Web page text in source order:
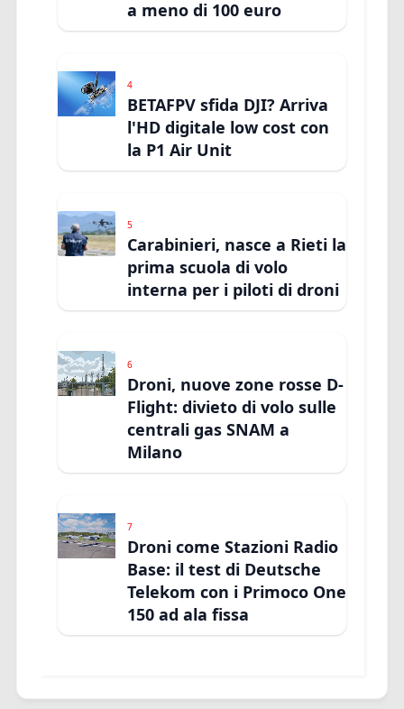
a meno di 100 euro
4
BETAFPV sfida DJI? Arriva
l'HD digitale low cost con
la P1 Air Unit
5
Carabinieri, nasce a Rieti la
prima scuola di volo
interna per i piloti di droni
6
Droni, nuove zone rosse D-
Flight: divieto di volo sulle
centrali gas SNAM a
Milano
7
Droni come Stazioni Radio
Base: il test di Deutsche
Telekom con i Primoco One
150 ad ala fissa